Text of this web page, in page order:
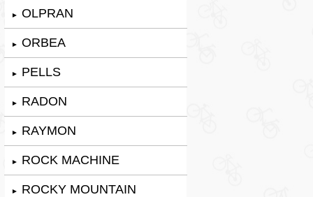
► OLPRAN
► ORBEA
► PELLS
► RADON
► RAYMON
► ROCK MACHINE
► ROCKY MOUNTAIN